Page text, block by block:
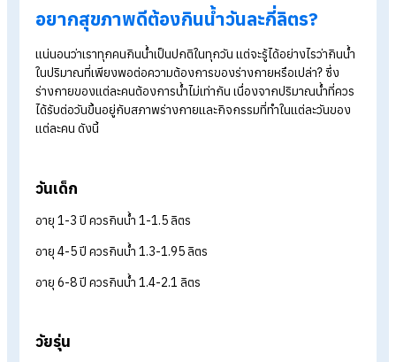
เห็นได้ชัดว่าน้ำมีความสำคัญกับร่างกายของเราเป็นอย่างมาก ดัง
จึงต้องให้ความสำคัญกับการกินน้ำให้มากขึ้นเพื่อสุขภาพร่างกาย
Payroll software pricing from THB 590/month
Start a free 30-day trial